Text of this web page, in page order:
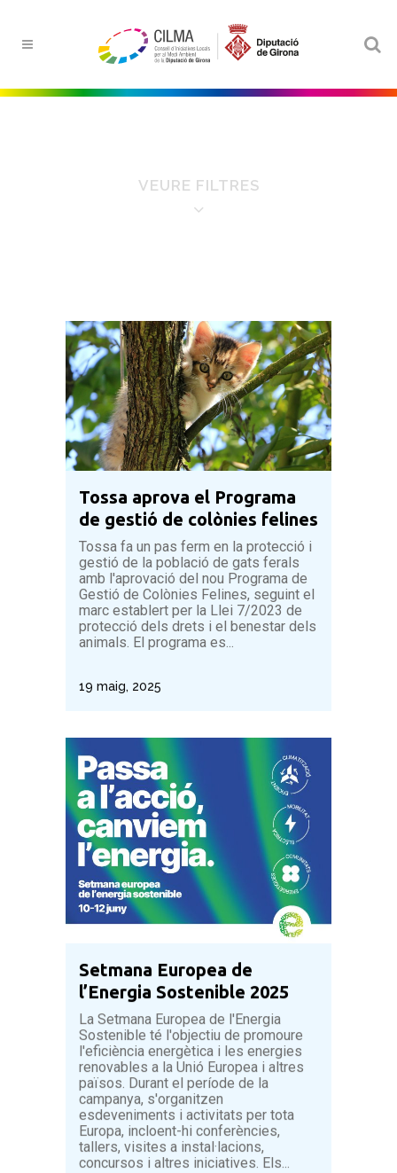
VEURE FILTRES
Aigua
Educació ambiental
Energia
Infraestructures
Litoral
Mobilitat
Pacte dels alcaldes
Qualitat ambiental
Residus
Tossa aprova el Programa
de gestió de colònies felines
Tossa fa un pas ferm en la protecció i
gestió de la població de gats ferals
amb l'aprovació del nou Programa de
Gestió de Colònies Felines, seguint el
marc establert per la Llei 7/2023 de
protecció dels drets i el benestar dels
animals. El programa es...
19 maig, 2025
Setmana Europea de
l’Energia Sostenible 2025
La Setmana Europea de l'Energia
Sostenible té l'objectiu de promoure
l'eficiència energètica i les energies
renovables a la Unió Europea i altres
països. Durant el període de la
campanya, s'organitzen
esdeveniments i activitats per tota
Europa, incloent-hi conferències,
tallers, visites a instal·lacions,
concursos i altres iniciatives. Els...